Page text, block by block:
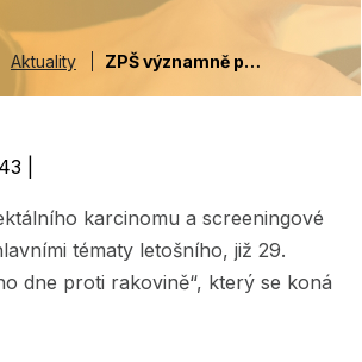
Aktuality ZPŠ významně podporuje onkologickou prevenci
karcinomu a screeningové
tématy letošního, již 29.
dne proti rakovině“, který se koná